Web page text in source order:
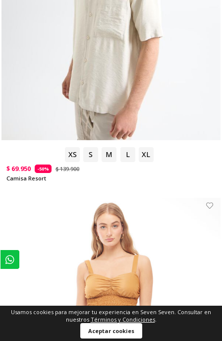
XS S M L XL
$ 69.950 -50%
$ 139.900
Camisa Resort
Usamos cookies para mejorar tu experiencia en Seven Seven. Consultar en
nuestros Términos y Condiciones.
Aceptar cookies